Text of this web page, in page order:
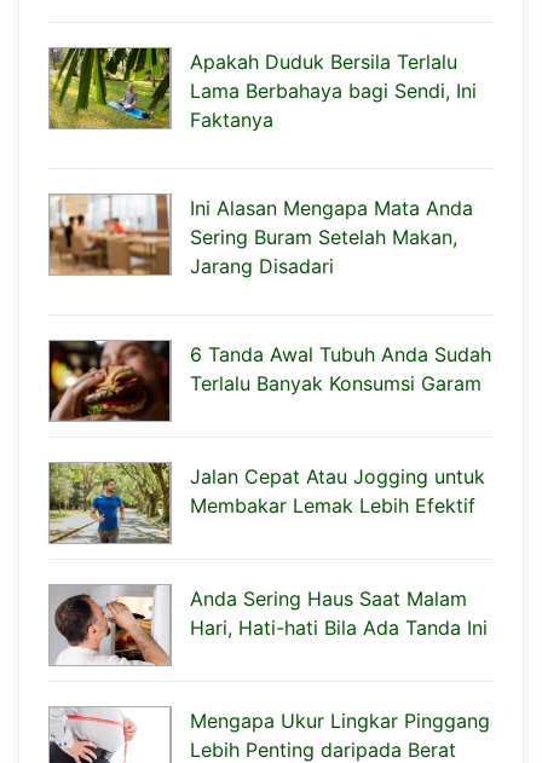
Apakah Duduk Bersila Terlalu
Lama Berbahaya bagi Sendi, Ini
Faktanya
Ini Alasan Mengapa Mata Anda
Sering Buram Setelah Makan,
Jarang Disadari
6 Tanda Awal Tubuh Anda Sudah
Terlalu Banyak Konsumsi Garam
Jalan Cepat Atau Jogging untuk
Membakar Lemak Lebih Efektif
Anda Sering Haus Saat Malam
Hari, Hati-hati Bila Ada Tanda Ini
Mengapa Ukur Lingkar Pinggang
Lebih Penting daripada Berat